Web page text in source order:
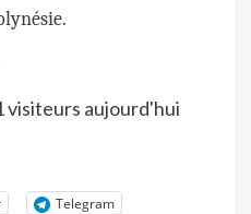
visiteurs aujourd'hui
Telegram